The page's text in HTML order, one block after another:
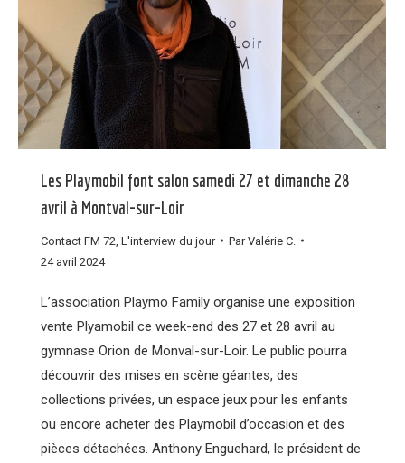
Les Playmobil font salon samedi 27 et dimanche 28
avril à Montval-sur-Loir
Contact FM 72 L'interview du jour ParValérie C.
24 avril 2024
L’association Playmo Family organise une exposition
vente Plyamobil ce week-end des 27 et 28 avril au
gymnase Orion de Monval-sur-Loir. Le public pourra
découvrir des mises en scène géantes, des
collections privées, un espace jeux pour les enfants
ou encore acheter des Playmobil d’occasion et des
pièces détachées. Anthony Enguehard, le président de